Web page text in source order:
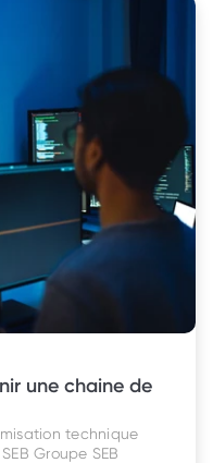
une chaine de
technique
Groupe SEB